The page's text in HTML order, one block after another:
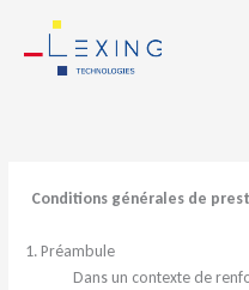
contenu
Conditions générales de
1. Préambule
Dans un contexte de